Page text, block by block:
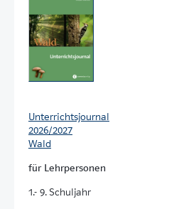
Unterrichtsjournal
2026/2027
Wald
für Lehrpersonen
1.- 9. Schuljahr